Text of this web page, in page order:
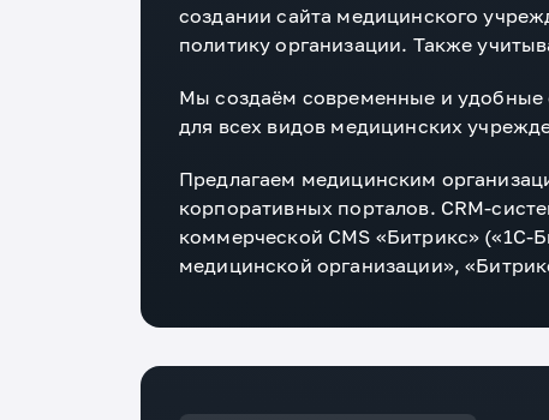
создании сайта медицинского
политику организации. Также
Мы создаём современные и удобные
для всех видов медицинских
Предлагаем медицинским
корпоративных порталов. CRM-
коммерческой CMS «Битрикс» («1C-
медицинской организации»,